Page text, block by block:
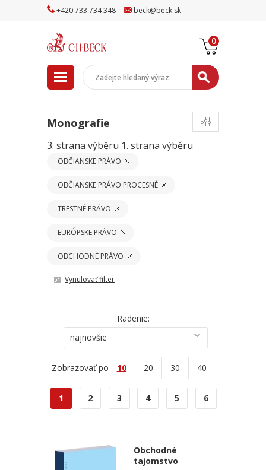
+420733 734348 beck@beck.sk
0
Monografie
3. strana výběru 1. strana výběru
OBČIANSKE PRÁVO
OBČIANSKE PRÁVO PROCESNÉ
TRESTNÉ PRÁVO
EURÓPSKE PRÁVO
OBCHODNÉ PRÁVO
Vynulovať filter
Radenie:
najnovšie
Zobrazovať po 10 20 30 40
1 2 3 4 5 6
Obchodné
tajomstvo